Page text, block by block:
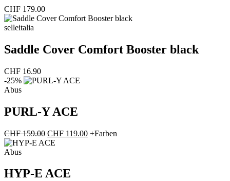
CHF 179.00
selleitalia
Saddle Cover Comfort Booster black
CHF 16.90
-25%
Abus
PURL-Y ACE
CHF159.00 Ursprünglicher
Preis
CHF 119.00Aktueller
+Farben
Abus
HYP-E ACE